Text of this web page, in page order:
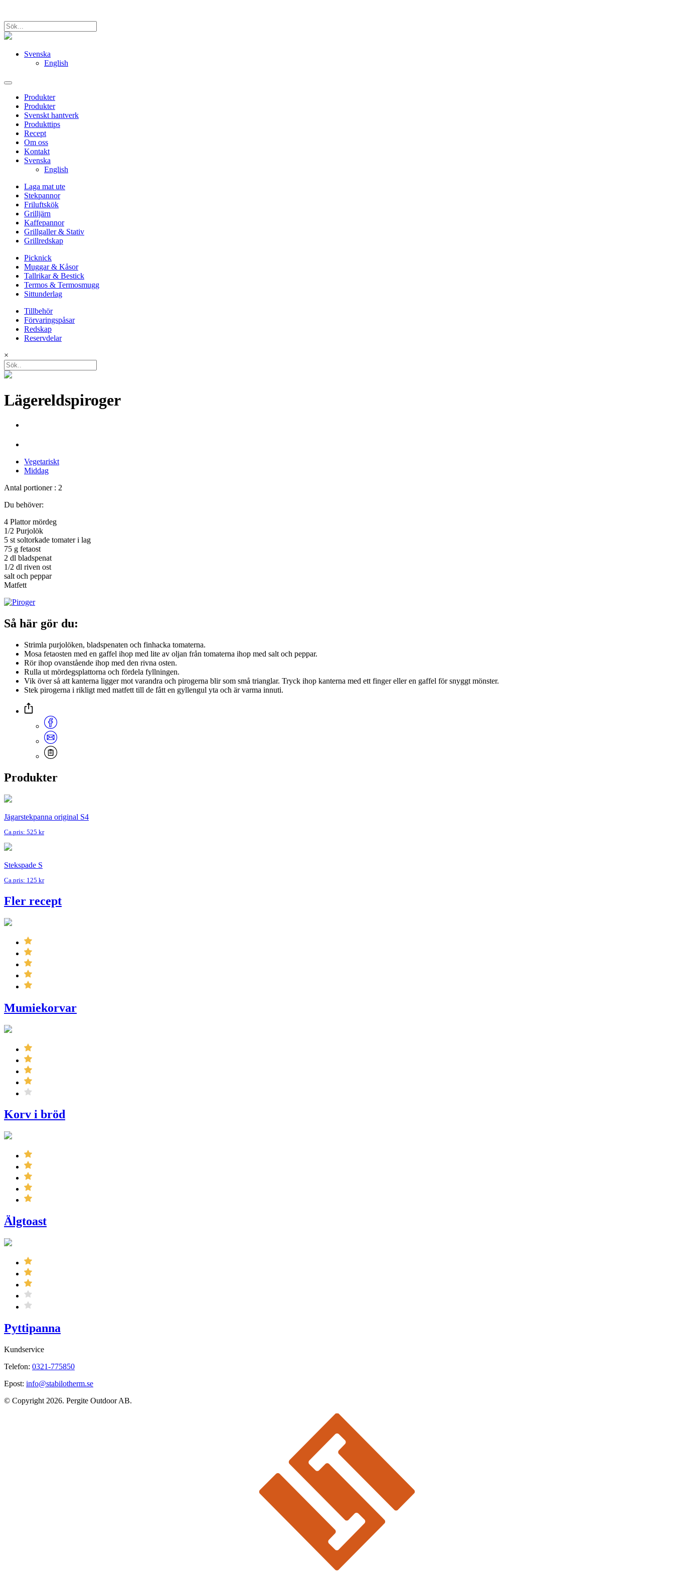
Svenska
English
Produkter
Produkter
Svenskt hantverk
Produkttips
Recept
Om oss
Kontakt
Svenska
English
Laga mat ute
Stekpannor
Friluftskök
Grilljärn
Kaffepannor
Grillgaller & Stativ
Grillredskap
Picknick
Muggar & Kåsor
Tallrikar & Bestick
Termos & Termosmugg
Sittunderlag
Tillbehör
Förvaringspåsar
Redskap
Reservdelar
×
Lägereldspiroger
Vegetariskt
Middag
Antal portioner : 2
Du behöver:
4 Plattor mördeg
1/2 Purjolök
5 st soltorkade tomater i lag
75 g fetaost
2 dl bladspenat
1/2 dl riven ost
salt och peppar
Matfett
Så här gör du:
Strimla purjolöken, bladspenaten och finhacka tomaterna.
Mosa fetaosten med en gaffel ihop med lite av oljan från tomaterna ihop med salt och peppar.
Rör ihop ovanstående ihop med den rivna osten.
Rulla ut mördegsplattorna och fördela fyllningen.
Vik över så att kanterna ligger mot varandra och pirogerna blir som små trianglar. Tryck ihop kanterna med ett finger eller en gaffel för snyggt mönster.
Stek pirogerna i rikligt med matfett till de fått en gyllengul yta och är varma innuti.
Produkter
Jägarstekpanna original S4
Ca.pris: 525 kr
Stekspade S
Ca.pris: 125 kr
Fler recept
Mumiekorvar
Korv i bröd
Älgtoast
Pyttipanna
Kundservice
Telefon: 0321-775850
Epost: info@stabilotherm.se
© Copyright 2026. Pergite Outdoor AB.